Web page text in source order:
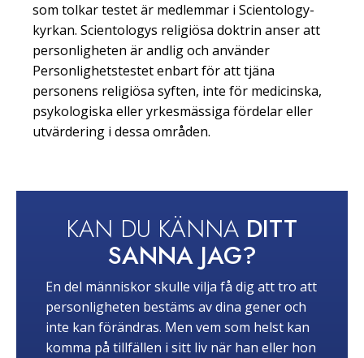
som tolkar testet är medlemmar i Scientology-
kyrkan. Scientologys religiösa doktrin anser att
personligheten är andlig och använder
Personlighetstestet enbart för att tjäna
personens religiösa syften, inte för medicinska,
psykologiska eller yrkesmässiga fördelar eller
utvärdering i dessa områden.
KAN DU KÄNNA DITT
SANNA JAG?
En del människor skulle vilja få dig att tro att
personligheten bestäms av dina gener och
inte kan förändras. Men vem som helst kan
komma på tillfällen i sitt liv när han eller hon